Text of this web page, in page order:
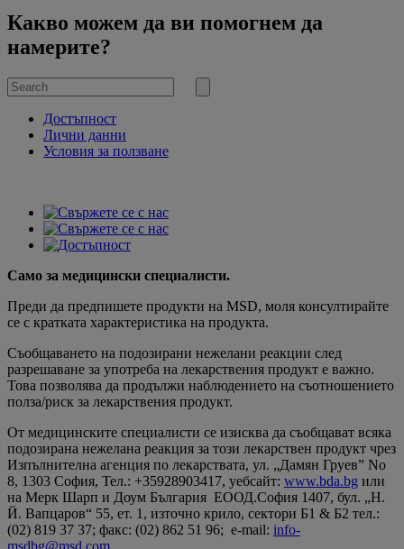
Какво можем да ви помогнем да
намерите?
Search
for
Submit
Достъпност
Лични данни
Условия за ползване
Само за медицински специалисти.
Преди да предпишете продукти на MSD, моля консултирайте
се с кратката характеристика на продукта.
Съобщаването на подозирани нежелани реакции след
разрешаване за употреба на лекарствения продукт е важно.
Това позволява да продължи наблюдението на съотношението
полза/риск за лекарствения продукт.
От медицинските специалисти се изисква да съобщават всяка
подозирана нежелана реакция за този лекарствен продукт чрез
Изпълнителна агенция по лекарствата, ул. „Дамян Груев” No
8, 1303 София, Teл.: +35928903417, уебсайт: www.bda.bg или
на Мерк Шарп и Доум България ЕООД.София 1407, бул. „Н.
Й. Вапцаров“ 55, ет. 1, източно крило, сектори Б1 & Б2 тел.:
(02) 819 37 37; факс: (02) 862 51 96; e-mail: info-